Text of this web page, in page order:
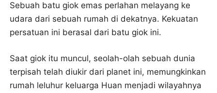
Sebuah batu giok emas perlahan melayang ke
udara dari sebuah rumah di dekatnya. Kekuatan
persatuan ini berasal dari batu giok ini.
Saat giok itu muncul, seolah-olah sebuah dunia
terpisah telah diukir dari planet ini, memungkinkan
rumah leluhur keluarga Huan menjadi wilayahnya